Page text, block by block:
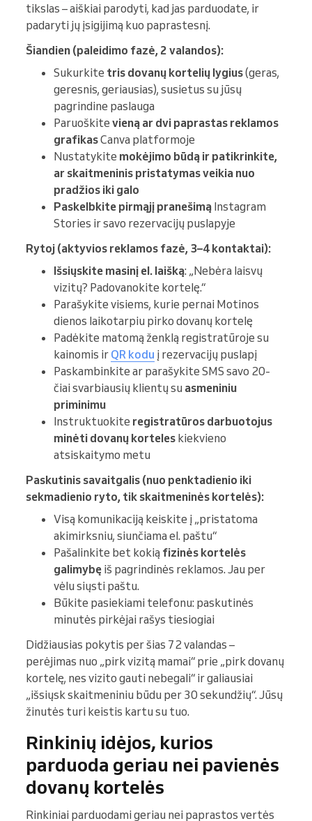
tikslas – aiškiai parodyti, kad jas parduodate, ir
padaryti jų įsigijimą kuo paprastesnį.
Šiandien (paleidimo fazė, 2 valandos):
Sukurkite tris dovanų kortelių lygius(geras,
geresnis, geriausias), susietus su jūsų
pagrindine paslauga
Paruoškite vieną ar dvi paprastas reklamos
grafikasCanva platformoje
Nustatykite mokėjimo būdą ir patikrinkite,
ar skaitmeninis pristatymas veikia nuo
pradžios iki galo
Paskelbkite pirmąjį pranešimą Instagram
Stories ir savo rezervacijų puslapyje
Rytoj (aktyvios reklamos fazė, 3–4 kontaktai):
Išsiųskite masinį el. laišką: „Nebėra laisvų
vizitų? Padovanokite kortelę.“
Parašykite visiems, kurie pernai Motinos
dienos laikotarpiu pirko dovanų kortelę
Padėkite matomą ženklą registratūroje su
kainomis ir QR kodu į rezervacijų puslapį
Paskambinkite ar parašykite SMS savo 20-
čiai svarbiausių klientų su asmeniniu
priminimu
Instruktuokite registratūros darbuotojus
minėti dovanų korteles kiekvieno
atsiskaitymo metu
Paskutinis savaitgalis (nuo penktadienio iki
sekmadienio ryto, tik skaitmeninės kortelės):
Visą komunikaciją keiskite į „pristatoma
akimirksniu, siunčiama el. paštu“
Pašalinkite bet kokią fizinės kortelės
galimybę iš pagrindinės reklamos. Jau per
vėlu siųsti paštu.
Būkite pasiekiami telefonu: paskutinės
minutės pirkėjai rašys tiesiogiai
Didžiausias pokytis per šias 72 valandas –
perėjimas nuo „pirk vizitą mamai“ prie „pirk dovanų
kortelę, nes vizito gauti nebegali“ ir galiausiai
„išsiųsk skaitmeniniu būdu per 30 sekundžių“. Jūsų
žinutės turi keistis kartu su tuo.
Rinkinių idėjos, kurios
parduoda geriau nei pavienės
dovanų kortelės
Rinkiniai parduodami geriau nei paprastos vertės